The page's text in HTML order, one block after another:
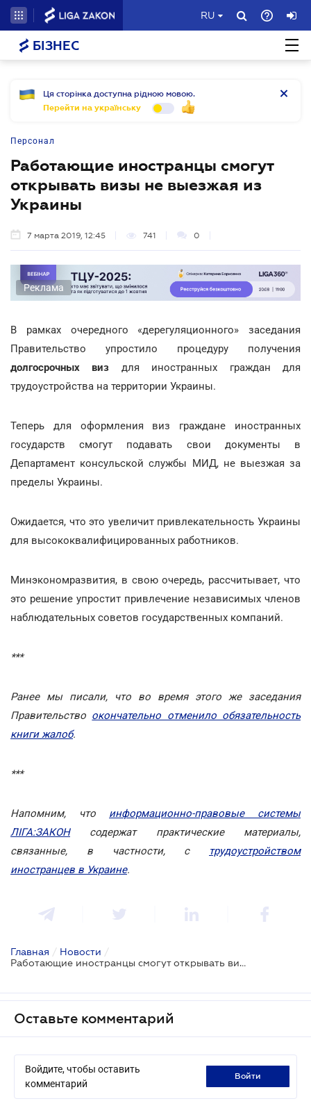
RU
БІЗНЕС
Ця сторінка доступна рідною мовою.
Перейти на українську
Персонал
Работающие иностранцы смогут
открывать визы не выезжая из
Украины
7 марта 2019, 12:45 741 0
Реклама
В рамках очередного «дерегуляционного» заседания
Правительство упростило процедуру получения
долгосрочных виз для иностранных граждан для
трудоустройства на территории Украины.
Теперь для оформления виз граждане иностранных
государств смогут подавать свои документы в
Департамент консульской службы МИД, не выезжая за
пределы Украины.
Ожидается, что это увеличит привлекательность Украины
для высококвалифицированных работников.
Минэкономразвития, в свою очередь, рассчитывает, что
это решение упростит привлечение независимых членов
наблюдательных советов государственных компаний.
***
Ранее мы писали, что во время этого же заседания
Правительство окончательно отменило обязательность
книги жалоб.
***
Напомним, что информационно-правовые системы
ЛІГА:ЗАКОНсодержат практические материалы,
связанные, в частности, с
трудоустройством
иностранцев в Украине.
Главная / Новости /
Работающие иностранцы смогут открывать визы не выезжая из Украины
Оставьте комментарий
Войдите, чтобы оставить
комментарий
войти